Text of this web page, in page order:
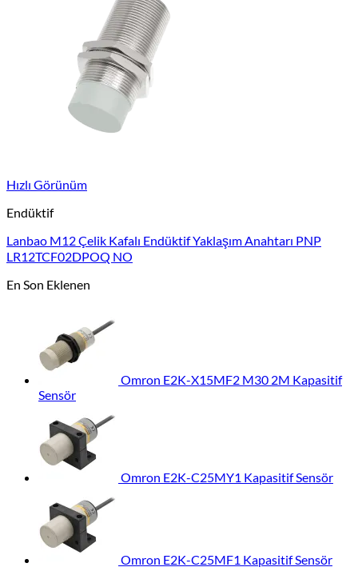
Hızlı Görünüm
Endüktif
Lanbao M12 Çelik Kafalı Endüktif Yaklaşım Anahtarı PNP
LR12TCF02DPOQ NO
En Son Eklenen
Omron E2K-X15MF2 M30 2M Kapasitif
Sensör
Omron E2K-C25MY1 Kapasitif Sensör
Omron E2K-C25MF1 Kapasitif Sensör